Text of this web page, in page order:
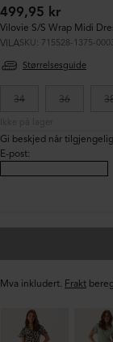
Ordinær
pris:
499,95 kr
Vilovie S/S Wrap Midi
VILASKU: 715528-1375-
Størrelsesguide
34 36
Gi beskjed når tilgjengelig
E-post:
Mva inkludert. Frakt